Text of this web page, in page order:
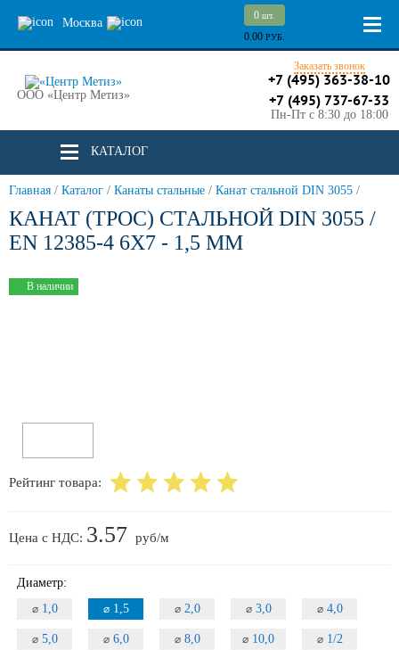
Москва
0 шт.
0.00 РУБ.
ООО «Центр Метиз»
Заказать звонок
+7 (495) 363-38-10
+7 (495) 737-67-33
Пн-Пт с 8:30 до 18:00
КАТАЛОГ
Главная / Каталог / Канаты стальные / Канат стальной DIN 3055 /
КАНАТ (ТРОС) СТАЛЬНОЙ DIN 3055 /
EN 12385-4 6X7 - 1,5 ММ
В наличии
Рейтинг товара:
Цена с НДС: 3.57 руб/м
Диаметр:
⌀1,0 ⌀1,5 ⌀2,0 ⌀3,0 ⌀4,0
⌀5,0 ⌀6,0 ⌀8,0 ⌀ 10,0 ⌀1/2